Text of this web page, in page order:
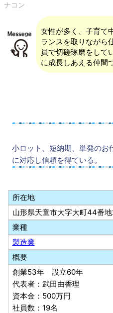
ナコン
女性が多く、子育て
ランスを取りながら
員で切磋琢磨をして
に成長しあえる仲間
小ロット、短納期、単発のお
に対応し信頼を得ている。
所在地
山形県天童市大字大町44番
業種
製造業
概要
創業53年 設立60年
代表者：武田由香理
資本金：500万円
社員数：19名